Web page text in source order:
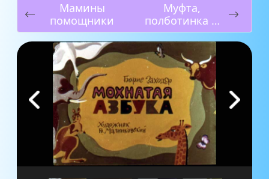
Мамины
помощники
Муфта,
полботинка и
моховая
борода